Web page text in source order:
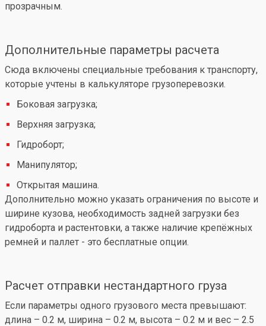
прозрачным.
Дополнительные параметры расчета
Сюда включены специальные требования к транспорту,
которые учтены в калькуляторе грузоперевозки.
Боковая загрузка;
Верхняя загрузка;
Гидроборт;
Манипулятор;
Открытая машина.
Дополнительно можно указать ограничения по высоте и
ширине кузова, необходимость задней загрузки без
гидроборта и растентовки, а также наличие крепёжных
ремней и паллет - это бесплатные опции.
Расчет отправки нестандартного груза
Если параметры одного грузового места превышают:
длина – 0.2 м, ширина – 0.2 м, высота – 0.2 м и вес – 2.5